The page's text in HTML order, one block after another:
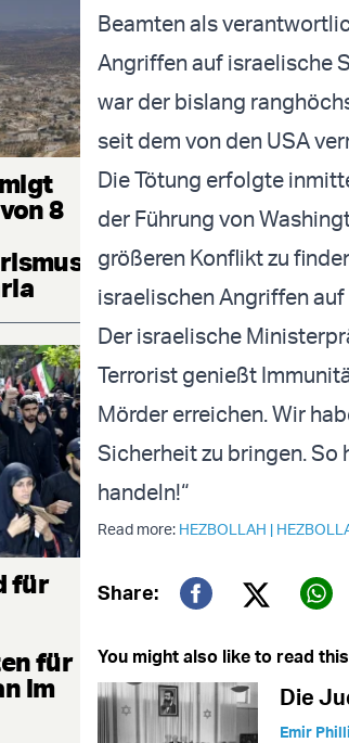
8
für
für
im
Beamten als
Angriffen auf israelische
war der bislang
seit dem von den USA
Die Tötung erfolgte
der Führung von
größeren Konflikt zu
israelischen Angriffen
Der israelische
Terrorist genießt
Mörder erreichen. Wir
Sicherheit zu bringen. So
handeln!“
Read more: HEZBOLLAH |
Share:
Twitter
You might also like to read
Die
Emir